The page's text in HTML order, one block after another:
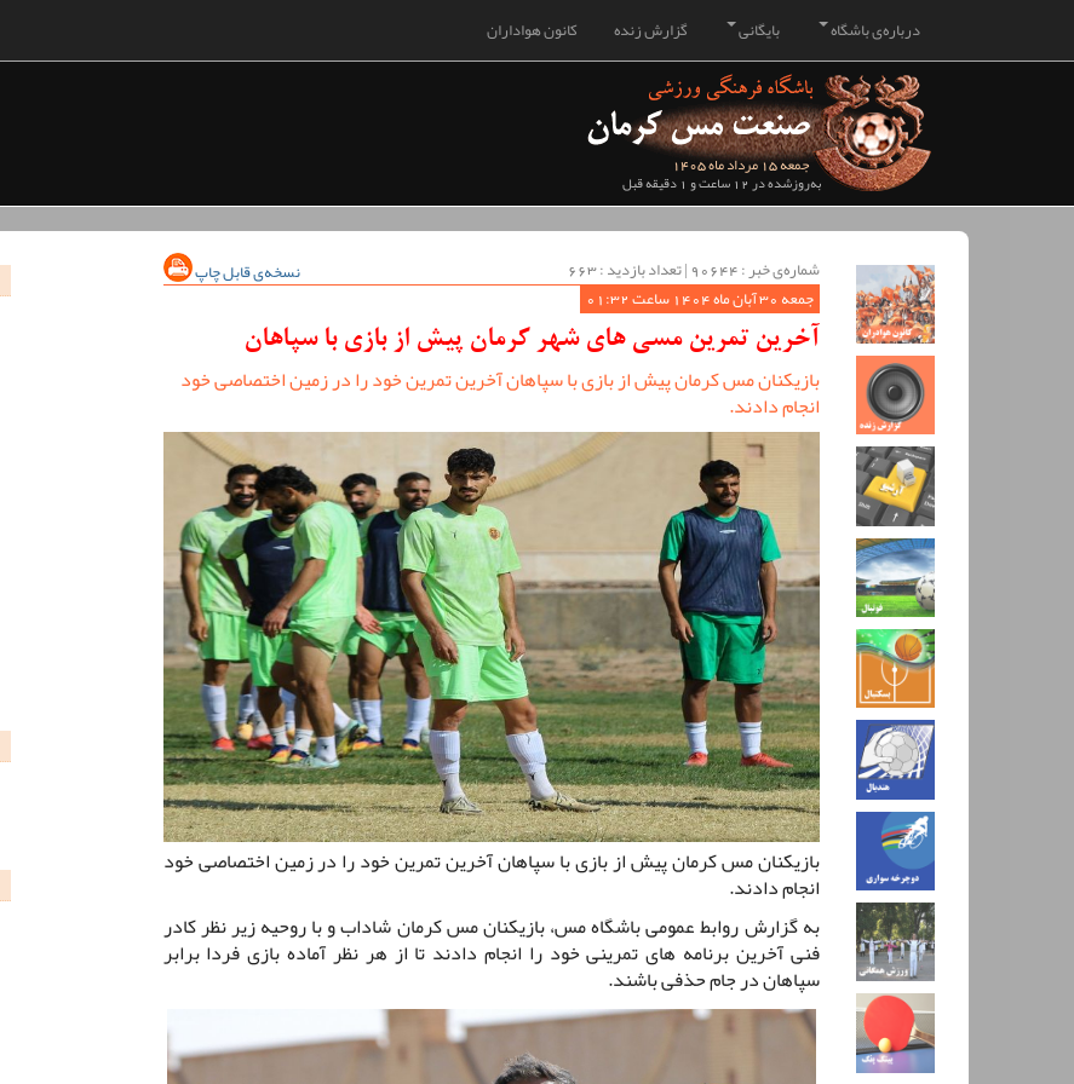
کانون هواداران گزارش زنده بایگانی درباره‌ی باشگاه
جمعه 15 مرداد ماه 1405
به‌روزشده در 12 ساعت و 1 دقیقه قبل
شماره‌ی خبر : ‌90644 | تعداد بازدید : 663
نسخه‌ی قابل چاپ
جمعه 30 آبان ماه 1404 ساعت 01:32
آخرین تمرین مسی های شهر کرمان پیش از بازی با سپاهان
بازیکنان مس کرمان پیش از بازی با سپاهان آخرین تمرین خود را در زمین اختصاصی خود
انجام دادند.
بازیکنان مس کرمان پیش از بازی با سپاهان آخرین تمرین خود را در زمین اختصاصی خود
انجام دادند.
به گزارش روابط عمومی باشگاه مس، بازیکنان مس کرمان شاداب و با روحیه زیر نظر کادر
فنی آخرین برنامه های تمرینی خود را انجام دادند تا از هر نظر آماده بازی فردا برابر
سپاهان در جام حذفی باشند.